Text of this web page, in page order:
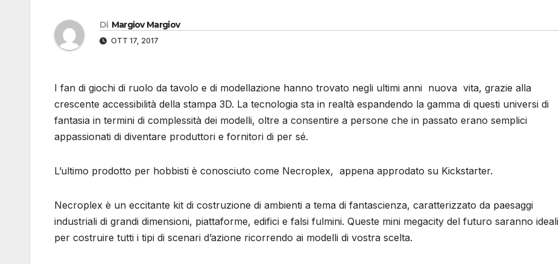
Di Margiov Margiov
OTT 17, 2017
I fan di giochi di ruolo da tavolo e di modellazione hanno trovato negli ultimi anni nuova vita, grazie alla
crescente accessibilità della stampa 3D. La tecnologia sta in realtà espandendo la gamma di questi universi di
fantasia in termini di complessità dei modelli, oltre a consentire a persone che in passato erano semplici
appassionati di diventare produttori e fornitori di per sé.
L’ultimo prodotto per hobbisti è conosciuto come Necroplex, appena approdato su Kickstarter.
Necroplex è un eccitante kit di costruzione di ambienti a tema di fantascienza, caratterizzato da paesaggi
industriali di grandi dimensioni, piattaforme, edifici e falsi fulmini. Queste mini megacity del futuro saranno ideali
per costruire tutti i tipi di scenari d’azione ricorrendo ai modelli di vostra scelta.